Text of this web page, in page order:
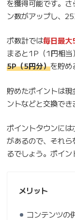
を獲得可能です。
ン数がアップし、
ポ数計では毎日最
まると1P（1円相当
5P（5円分）を貯め
貯めたポイントは
ントなどと交換でき
ポイントタウンに
があるので、それ
るでしょう。ポイ
メリット
コンテンツの